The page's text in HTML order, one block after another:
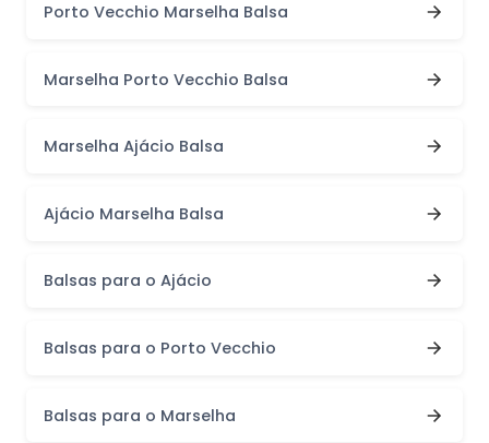
Porto Vecchio Marselha Balsa
Marselha Porto Vecchio Balsa
Marselha Ajácio Balsa
Ajácio Marselha Balsa
Balsas para o Ajácio
Balsas para o Porto Vecchio
Balsas para o Marselha